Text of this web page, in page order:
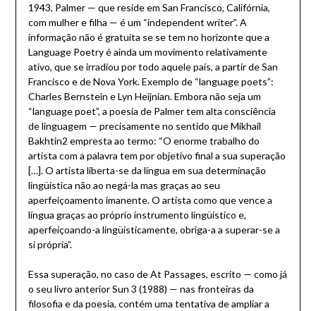
1943, Palmer — que reside em San Francisco, Califórnia,
com mulher e filha — é um “independent writer”. A
informação não é gratuita se se tem no horizonte que a
Language Poetry é ainda um movimento relativamente
ativo, que se irradiou por todo aquele país, a partir de San
Francisco e de Nova York. Exemplo de “language poets”:
Charles Bernstein e Lyn Heijnian. Embora não seja um
“language poet”, a poesia de Palmer tem alta consciência
de linguagem — precisamente no sentido que Mikhail
Bakhtin2 empresta ao termo: “O enorme trabalho do
artista com a palavra tem por objetivo final a sua superação
[…]. O artista liberta-se da língua em sua determinação
lingüística não ao negá-la mas graças ao seu
aperfeiçoamento imanente. O artista como que vence a
língua graças ao próprio instrumento lingüístico e,
aperfeiçoando-a lingüisticamente, obriga-a a superar-se a
si própria”.
Essa superação, no caso de At Passages, escrito — como já
o seu livro anterior Sun 3 (1988) — nas fronteiras da
filosofia e da poesia, contém uma tentativa de ampliar a